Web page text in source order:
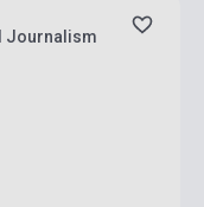
Journalism